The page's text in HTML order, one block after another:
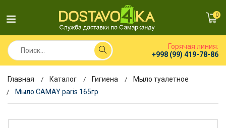
0
Горячая линия:
+998 (99) 419-78-86
Главная Каталог Гигиена
Мыло туалетное
Мыло CAMAY paris 165гр